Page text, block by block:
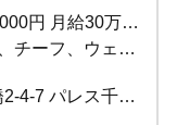
ク、賞金あり ★高級ボトル買取制度あり
ます！ ▼ヘアースタイリスト(美容学生不可) 時給1,200円以上
大阪府大阪市中央区東心斎橋2-4-7 パレス千年 2F